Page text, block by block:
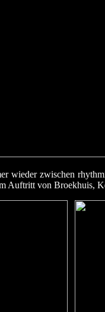
zwischen
Auftritt von Broekhuis,